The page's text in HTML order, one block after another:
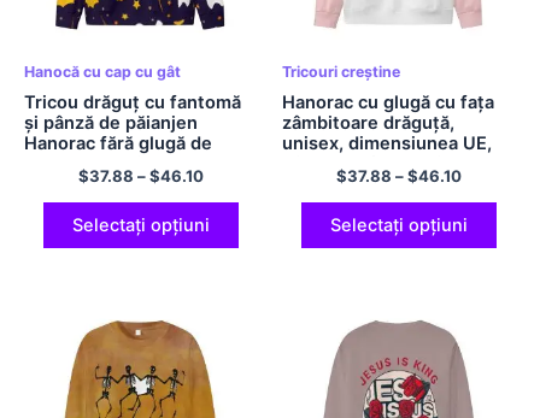
Hanocă cu cap cu gât
Tricou drăguț cu fantomă
și pânză de păianjen
Hanorac fără glugă de
Halloween Tricou
supradimensionat din
poliester casual și comod
Cămăși albastru marine
$37.88 –$46.10
Selectați opțiuni
Tricouri creștine
Hanorac cu glugă cu fața
zâmbitoare drăguță,
unisex, dimensiunea UE,
tricou confort, poliester,
Isus, cămașă JESUS ​​THE
KINGS.
$37.88 –$46.10
Selectați opțiuni